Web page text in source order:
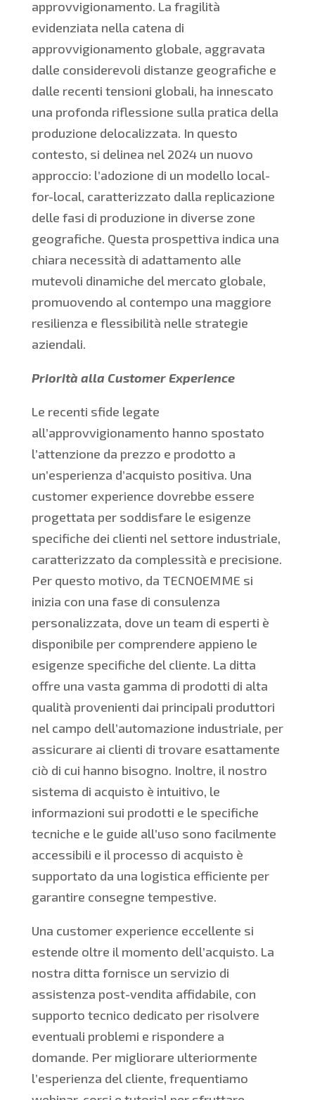
approvvigionamento. La fragilità
evidenziata nella catena di
approvvigionamento globale, aggravata
dalle considerevoli distanze geografiche e
dalle recenti tensioni globali, ha innescato
una profonda riflessione sulla pratica della
produzione delocalizzata. In questo
contesto, si delinea nel 2024 un nuovo
approccio: l’adozione di un modello local-
for-local, caratterizzato dalla replicazione
delle fasi di produzione in diverse zone
geografiche. Questa prospettiva indica una
chiara necessità di adattamento alle
mutevoli dinamiche del mercato globale,
promuovendo al contempo una maggiore
resilienza e flessibilità nelle strategie
aziendali.
Priorità alla Customer Experience
Le recenti sfide legate
all’approvvigionamento hanno spostato
l’attenzione da prezzo e prodotto a
un’esperienza d’acquisto positiva. Una
customer experience dovrebbe essere
progettata per soddisfare le esigenze
specifiche dei clienti nel settore industriale,
caratterizzato da complessità e precisione.
Per questo motivo, da TECNOEMME si
inizia con una fase di consulenza
personalizzata, dove un team di esperti è
disponibile per comprendere appieno le
esigenze specifiche del cliente. La ditta
offre una vasta gamma di prodotti di alta
qualità provenienti dai principali produttori
nel campo dell’automazione industriale, per
assicurare ai clienti di trovare esattamente
ciò di cui hanno bisogno. Inoltre, il nostro
sistema di acquisto è intuitivo, le
informazioni sui prodotti e le specifiche
tecniche e le guide all’uso sono facilmente
accessibili e il processo di acquisto è
supportato da una logistica efficiente per
garantire consegne tempestive.
Una customer experience eccellente si
estende oltre il momento dell’acquisto. La
nostra ditta fornisce un servizio di
assistenza post-vendita affidabile, con
supporto tecnico dedicato per risolvere
eventuali problemi e rispondere a
domande. Per migliorare ulteriormente
l’esperienza del cliente, frequentiamo